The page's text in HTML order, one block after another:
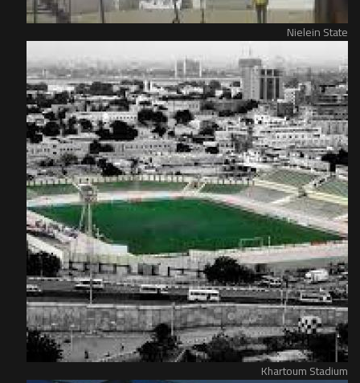
Nielein State
Khartoum Stadium